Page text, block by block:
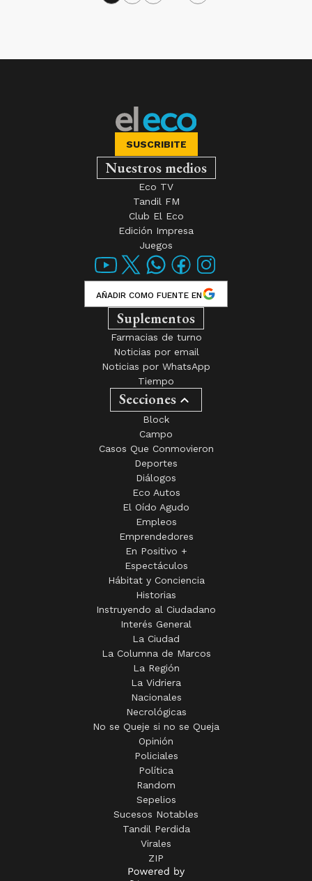
SUSCRIBITE
Nuestros medios
Eco TV
Tandil FM
Club El Eco
Edición Impresa
Juegos
AÑADIR COMO FUENTE EN
Suplementos
Farmacias de turno
Noticias por email
Noticias por WhatsApp
Tiempo
Secciones
Block
Campo
Casos Que Conmovieron
Deportes
Diálogos
Eco Autos
El Oído Agudo
Empleos
Emprendedores
En Positivo +
Espectáculos
Hábitat y Conciencia
Historias
Instruyendo al Ciudadano
Interés General
La Ciudad
La Columna de Marcos
La Región
La Vidriera
Nacionales
Necrológicas
No se Queje si no se Queja
Opinión
Policiales
Política
Random
Sepelios
Sucesos Notables
Tandil Perdida
Virales
ZIP